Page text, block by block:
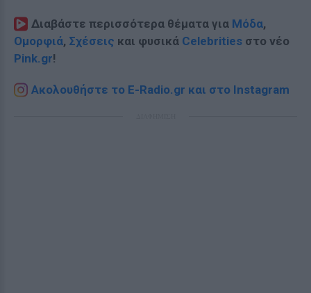
Διαβάστε περισσότερα θέματα για Μόδα,
Ομορφιά, Σχέσεις και φυσικά Celebrities στο νέο
Pink.gr!
Ακολουθήστε το E-Radio.gr και στο Instagram